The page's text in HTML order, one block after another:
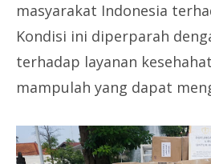
masyarakat Indonesia
Kondisi ini diperparah
terhadap layanan
mampulah yang dapat